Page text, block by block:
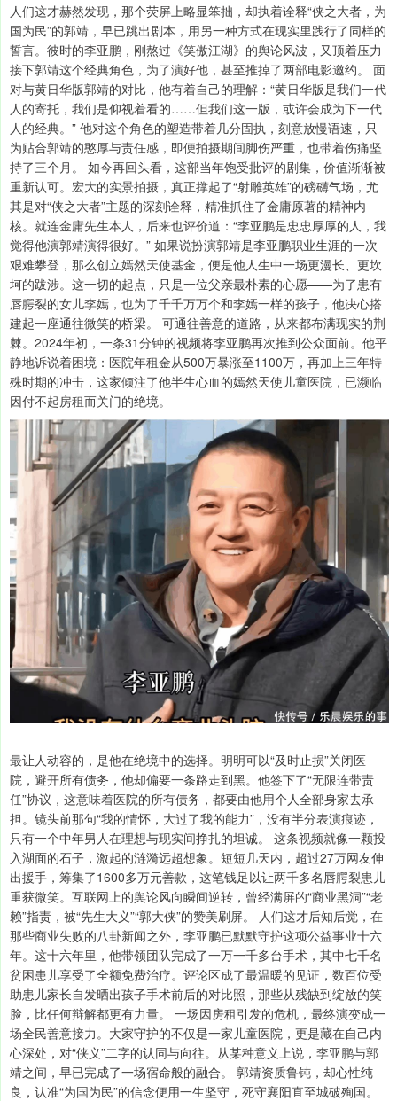
人们这才赫然发现，那个荧屏上略显笨拙，却执着诠释“侠之大者，为
国为民”的郭靖，早已跳出剧本，用另一种方式在现实里践行了同样的
誓言。彼时的李亚鹏，刚熬过《笑傲江湖》的舆论风波，又顶着压力
接下郭靖这个经典角色，为了演好他，甚至推掉了两部电影邀约。 面
对与黄日华版郭靖的对比，他有着自己的理解：“黄日华版是我们一代
人的寄托，我们是仰视着看的……但我们这一版，或许会成为下一代
人的经典。” 他对这个角色的塑造带着几分固执，刻意放慢语速，只
为贴合郭靖的憨厚与责任感，即便拍摄期间脚伤严重，也带着伤痛坚
持了三个月。 如今再回头看，这部当年饱受批评的剧集，价值渐渐被
重新认可。宏大的实景拍摄，真正撑起了“射雕英雄”的磅礴气场，尤
其是对“侠之大者”主题的深刻诠释，精准抓住了金庸原著的精神内
核。就连金庸先生本人，后来也评价道：“李亚鹏是忠忠厚厚的人，我
觉得他演郭靖演得很好。” 如果说扮演郭靖是李亚鹏职业生涯的一次
艰难攀登，那么创立嫣然天使基金，便是他人生中一场更漫长、更坎
坷的跋涉。这一切的起点，只是一位父亲最朴素的心愿——为了患有
唇腭裂的女儿李嫣，也为了千千万万个和李嫣一样的孩子，他决心搭
建起一座通往微笑的桥梁。 可通往善意的道路，从来都布满现实的荆
棘。2024年初，一条31分钟的视频将李亚鹏再次推到公众面前。他平
静地诉说着困境：医院年租金从500万暴涨至1100万，再加上三年特
殊时期的冲击，这家倾注了他半生心血的嫣然天使儿童医院，已濒临
因付不起房租而关门的绝境。
最让人动容的，是他在绝境中的选择。明明可以“及时止损”关闭医
院，避开所有债务，他却偏要一条路走到黑。他签下了“无限连带责
任”协议，这意味着医院的所有债务，都要由他用个人全部身家去承
担。镜头前那句“我的情怀，大过了我的能力”，没有半分表演痕迹，
只有一个中年男人在理想与现实间挣扎的坦诚。 这条视频就像一颗投
入湖面的石子，激起的涟漪远超想象。短短几天内，超过27万网友伸
出援手，筹集了1600多万元善款，这笔钱足以让两千多名唇腭裂患儿
重获微笑。互联网上的舆论风向瞬间逆转，曾经满屏的“商业黑洞”“老
赖”指责，被“先生大义”“郭大侠”的赞美刷屏。 人们这才后知后觉，在
那些商业失败的八卦新闻之外，李亚鹏已默默守护这项公益事业十六
年。这十六年里，他带领团队完成了一万一千多台手术，其中七千名
贫困患儿享受了全额免费治疗。评论区成了最温暖的见证，数百位受
助患儿家长自发晒出孩子手术前后的对比照，那些从残缺到绽放的笑
脸，比任何辩解都更有力量。 一场因房租引发的危机，最终演变成一
场全民善意接力。大家守护的不仅是一家儿童医院，更是藏在自己内
心深处，对“侠义”二字的认同与向往。从某种意义上说，李亚鹏与郭
靖之间，早已完成了一场宿命般的融合。 郭靖资质鲁钝，却心性纯
良，认准“为国为民”的信念便用一生坚守，死守襄阳直至城破殉国。